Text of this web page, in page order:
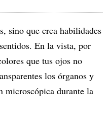
sino que crea habilidades
En la vista, por
que tus ojos no
los órganos y
microscópica durante la